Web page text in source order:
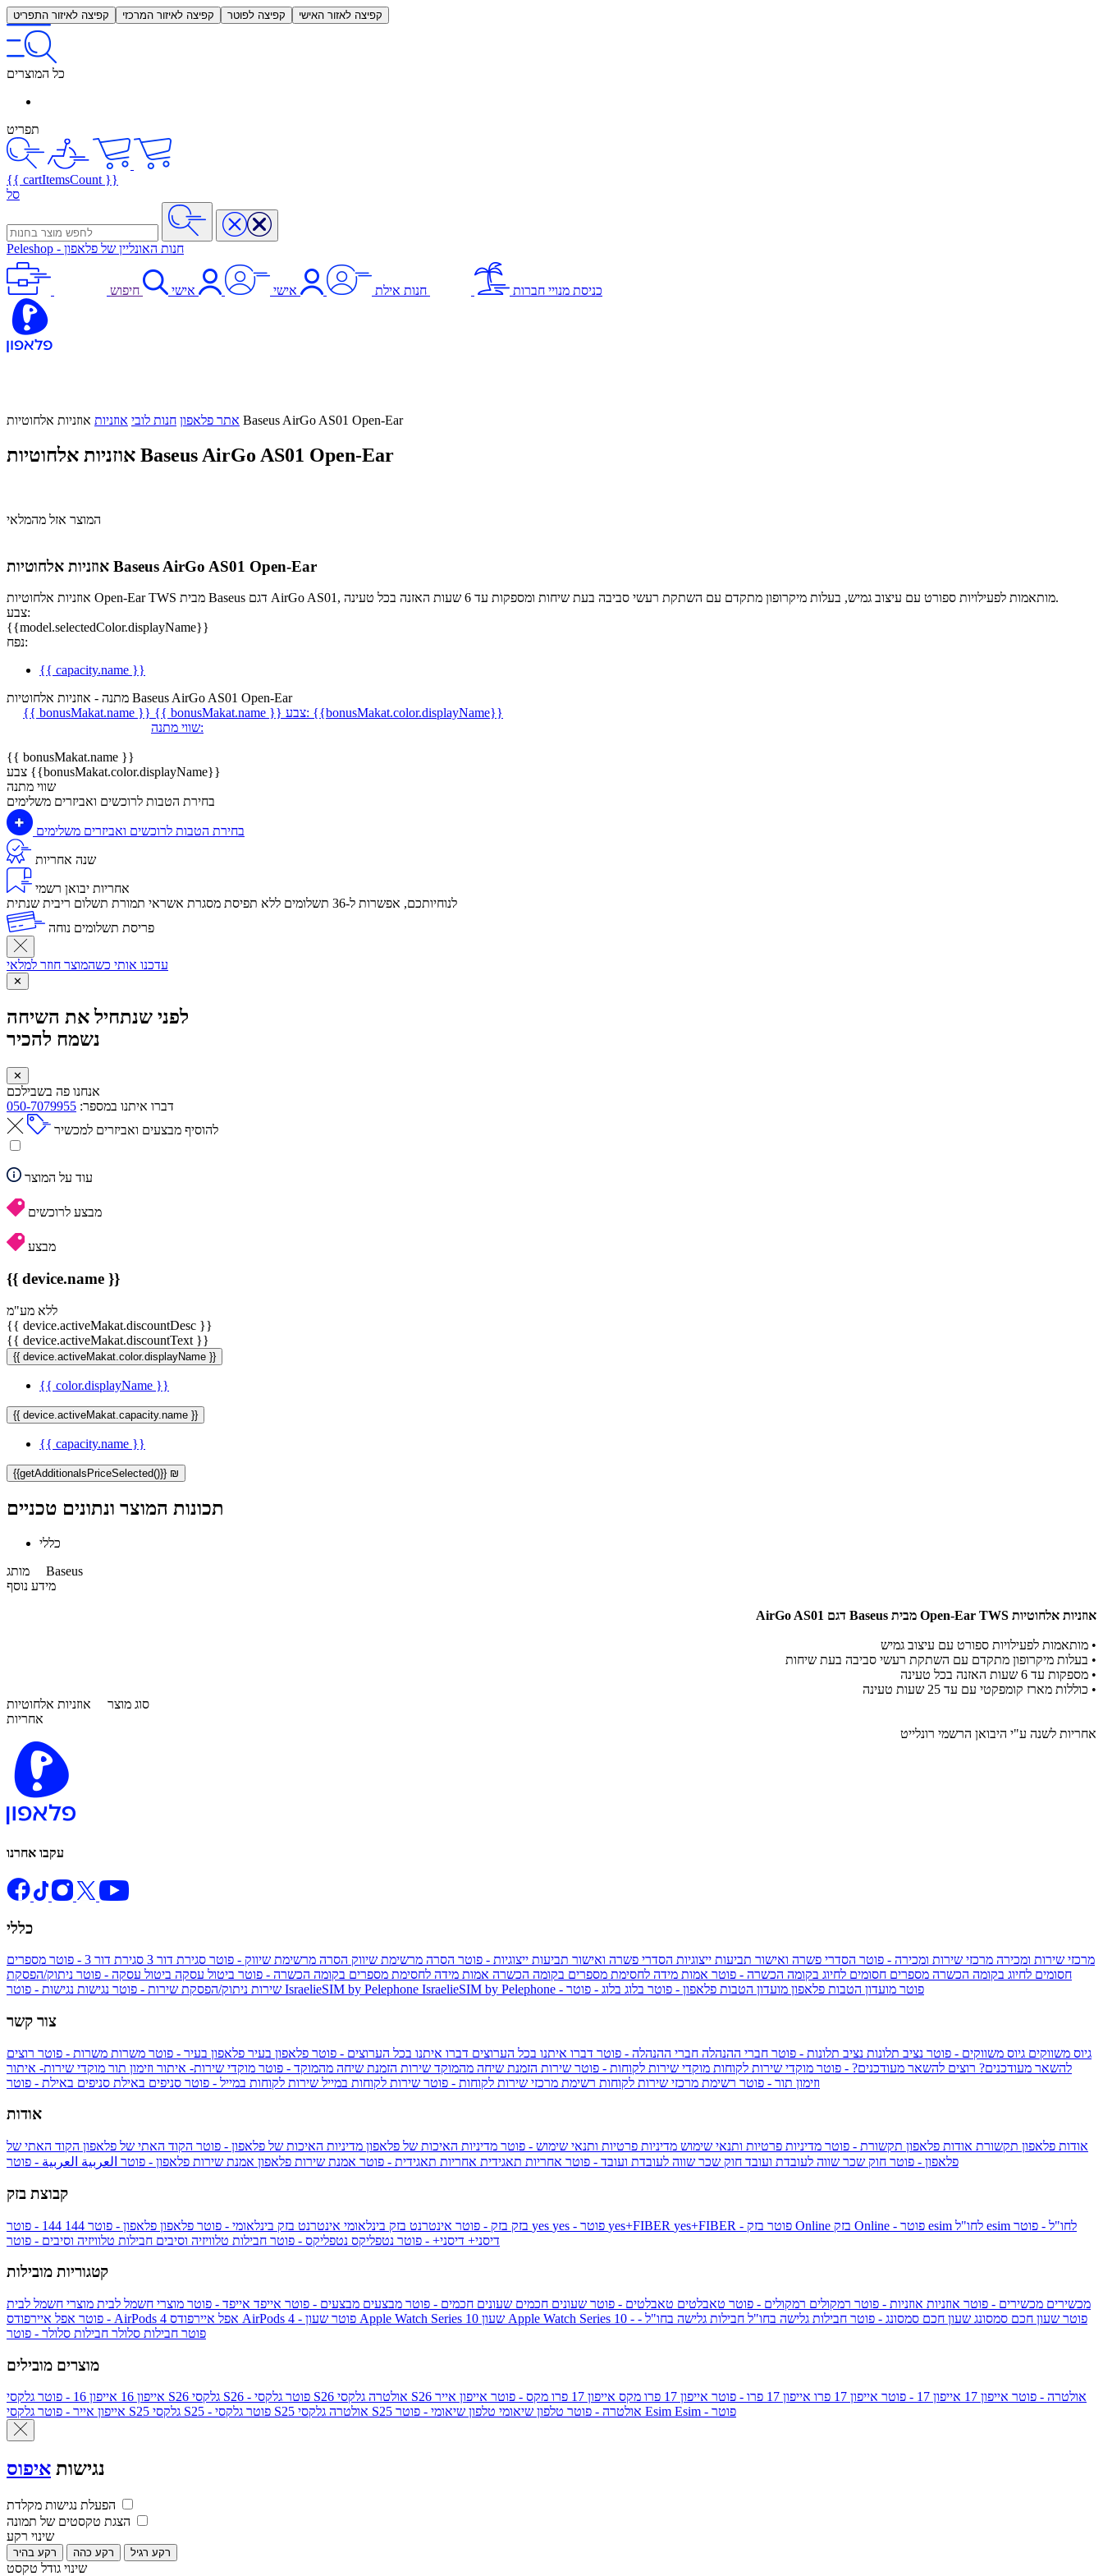
קפיצה לאיזור התפריט קפיצה לאיזור המרכזי קפיצה לפוטר קפיצה לאזור האישי
כל המוצרים
תפריט
{{ cartItemsCount }}
סל
Peleshop - חנות האונליין של פלאפון
כניסת מנויי חברות חנות אילת אישי אישי חיפוש
אתר פלאפון חנות לובי אוזניות אוזניות אלחוטיות Baseus AirGo AS01 Open-Ear
אוזניות אלחוטיות Baseus AirGo AS01 Open-Ear
המוצר אזל מהמלאי
אוזניות אלחוטיות Baseus AirGo AS01 Open-Ear
אוזניות אלחוטיות Open-Ear TWS מבית Baseus דגם AirGo AS01, מותאמות לפעילויות ספורט עם עיצוב גמיש, בעלות מיקרופון מתקדם עם השתקת רעשי סביבה בעת שיחות ומספקות עד 6 שעות האזנה בכל טעינה.
צבע:
{{model.selectedColor.displayName}}
נפח:
{{ capacity.name }}
מתנה - אוזניות אלחוטיות Baseus AirGo AS01 Open-Ear
{{ bonusMakat.name }} {{ bonusMakat.name }} צבע: {{bonusMakat.color.displayName}}
שווי מתנה:
{{ bonusMakat.name }}
צבע {{bonusMakat.color.displayName}}
שווי מתנה
בחירת הטבות לרוכשים ואביזרים משלימים
בחירת הטבות לרוכשים ואביזרים משלימים
שנה אחריות
אחריות יבואן רשמי
לנוחיותכם, אפשרות ל-36 תשלומים ללא תפיסת מסגרת אשראי תמורת תשלום ריבית שנתית
פריסת תשלומים נוחה
עדכנו אותי כשהמוצר חוזר למלאי
✕
לפני שנתחיל את השיחה
נשמח להכיר
✕
אנחנו פה בשבילכם
דברו איתנו במספר: 050-7079955
להוסיף מבצעים ואביזרים למכשיר
עוד על המוצר
מבצע לרוכשים
מבצע
{{ device.name }}
ללא מע"מ
{{ device.activeMakat.discountDesc }}
{{ device.activeMakat.discountText }}
{{ device.activeMakat.color.displayName }}
{{ color.displayName }}
{{ device.activeMakat.capacity.name }}
{{ capacity.name }}
{{getAdditionalsPriceSelected()}} ₪
תכונות המוצר ונתונים טכניים
כללי
מותג Baseus
מידע נוסף
אוזניות אלחוטיות Open-Ear TWS מבית Baseus דגם AirGo AS01
• מותאמות לפעילויות ספורט עם עיצוב גמיש
• בעלות מיקרופון מתקדם עם השתקת רעשי סביבה בעת שיחות
• מספקות עד 6 שעות האזנה בכל טעינה
• כוללות מארז קומפקטי עם עד 25 שעות טעינה
סוג מוצר אוזניות אלחוטיות
אחריות
אחריות לשנה ע"י היבואן הרשמי רונלייט
עקבו אחרנו
כללי
מרכזי שירות ומכירה מרכזי שירות ומכירה - פוטר הסדרי פשרה ואישור תביעות ייצוגיות הסדרי פשרה ואישור תביעות ייצוגיות - פוטר הסרה מרשימת שיווק הסרה מרשימת שיווק - פוטר סגירת דור 3 סגירת דור 3 - פוטר
מספרים
חסומים לחיוג בקומה הכשרה מספרים חסומים לחיוג בקומה הכשרה - פוטר אמות מידה לחסימת מספרים בקומה הכשרה אמות מידה לחסימת מספרים בקומה הכשרה - פוטר ביטול עסקה ביטול עסקה - פוטר ניתוק/הפסקת
שירות ניתוק/הפסקת שירות - פוטר נגישות IsraelieSIM by Pelephone IsraelieSIM by Pelephone - פוטר מועדון הטבות פלאפון מועדון הטבות פלאפון - פוטר בלוג בלוג - פוטר
צור קשר
גיוס משווקים גיוס משווקים - פוטר נציב תלונות נציב תלונות - פוטר חברי ההנהלה חברי ההנהלה - פוטר דברו איתנו בכל הערוצים דברו איתנו בכל הערוצים - פוטר פלאפון בעיר פלאפון בעיר - פוטר משרות משרות - פוטר רוצים
להשאר מעודכנים? רוצים להשאר מעודכנים? - פוטר מוקדי שירות לקוחות מוקדי שירות לקוחות - פוטר שירות הזמנת שיחה מהמוקד שירות הזמנת שיחה מהמוקד - פוטר מוקדי שירות- איתור וזימון תור מוקדי שירות- איתור
וזימון תור - פוטר רשימת מרכזי שירות לקוחות רשימת מרכזי שירות לקוחות - פוטר שירות לקוחות במייל שירות לקוחות במייל - פוטר סניפים באילת סניפים באילת - פוטר
אודות
אודות פלאפון תקשורת אודות פלאפון תקשורת - פוטר מדיניות פרטיות ותנאי שימוש מדיניות פרטיות ותנאי שימוש - פוטר מדיניות האיכות של פלאפון מדיניות האיכות של פלאפון - פוטר הקוד האתי של פלאפון הקוד האתי של
פלאפון - פוטר חוק שכר שווה לעובדת ועובד חוק שכר שווה לעובדת ועובד - פוטר אחריות תאגידית אחריות תאגידית - פוטר אמנת שירות פלאפון אמנת שירות פלאפון - פוטר العربية العربية - פוטר
קבוצת בזק
בזק בזק - פוטר אינטרנט בזק בינלאומי אינטרנט בזק בינלאומי - פוטר פלאפון פלאפון - פוטר 144 yes yes+FIBER yes+FIBER - פוטר בזק Online
esim לחו"ל - פוטר
דיסני+ דיסני+ - פוטר נטפליקס נטפליקס - פוטר חבילות טלוויזיה וסיבים חבילות טלוויזיה וסיבים - פוטר
קטגוריות מובילות
מכשירים מכשירים - פוטר אוזניות אוזניות - פוטר רמקולים רמקולים - פוטר טאבלטים טאבלטים - פוטר שעונים חכמים שעונים חכמים - פוטר מבצעים מבצעים - פוטר אייפד אייפד - פוטר מוצרי חשמל לבית מוצרי חשמל לבית
- פוטר אפל איירפודס AirPods 4 אפל איירפודס AirPods 4 - פוטר שעון Apple Watch Series 10 שעון Apple Watch Series 10 - פוטר שעון חכם סמסונג שעון חכם סמסונג - פוטר חבילות גלישה בחו"ל חבילות גלישה בחו"ל -
פוטר חבילות סלולר חבילות סלולר - פוטר
מוצרים מובילים
אייפון 16 אייפון 16 - פוטר גלקסי S26 גלקסי S26 - פוטר גלקסי S26 אולטרה גלקסי S26 אולטרה - פוטר אייפון 17 אייפון 17 - פוטר אייפון 17 פרו אייפון 17 פרו - פוטר אייפון 17 פרו מקס אייפון 17 פרו מקס - פוטר
אייפון אייר
אייפון אייר - פוטר גלקסי S25 גלקסי S25 - פוטר גלקסי S25 אולטרה גלקסי S25 אולטרה - פוטר טלפון שיאומי Esim Esim - פוטר
נגישות איפוס
הפעלת נגישות מקלדת
הצגת טקסטים של תמונה
שינוי רקע
רקע בהיר רקע כהה רקע רגיל
שינוי גודל טקסט